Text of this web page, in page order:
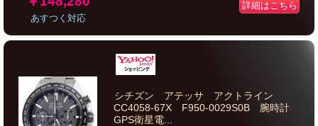
あすつく対応
詳細はこちら
シチズン アテッサ アクトライン
CC4058-67X F950-0029S0B 腕時計
GPS衛星電...